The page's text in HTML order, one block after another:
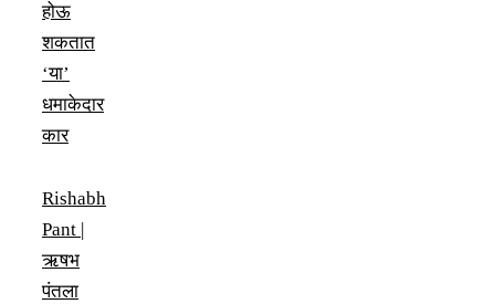
होऊ
शकतात
‘या’
धमाकेदार
कार
Rishabh
Pant |
ऋषभ
पंतला